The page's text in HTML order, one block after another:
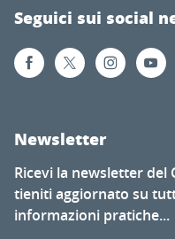
Seguici sui social
Newsletter
Ricevi la newsletter del
tieniti aggiornato su
informazioni pratiche...